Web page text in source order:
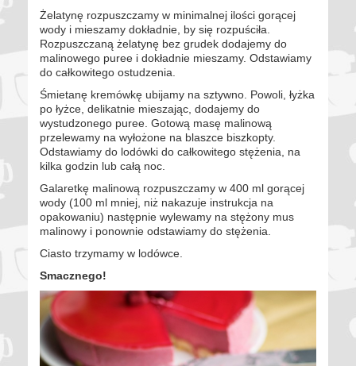
Żelatynę rozpuszczamy w minimalnej ilości gorącej
wody i mieszamy dokładnie, by się rozpuściła.
Rozpuszczaną żelatynę bez grudek dodajemy do
malinowego puree i dokładnie mieszamy. Odstawiamy
do całkowitego ostudzenia.
Śmietanę kremówkę ubijamy na sztywno. Powoli, łyżka
po łyżce, delikatnie mieszając, dodajemy do
wystudzonego puree. Gotową masę malinową
przelewamy na wyłożone na blaszce biszkopty.
Odstawiamy do lodówki do całkowitego stężenia, na
kilka godzin lub całą noc.
Galaretkę malinową rozpuszczamy w 400 ml gorącej
wody (100 ml mniej, niż nakazuje instrukcja na
opakowaniu) następnie wylewamy na stężony mus
malinowy i ponownie odstawiamy do stężenia.
Ciasto trzymamy w lodówce.
Smacznego!